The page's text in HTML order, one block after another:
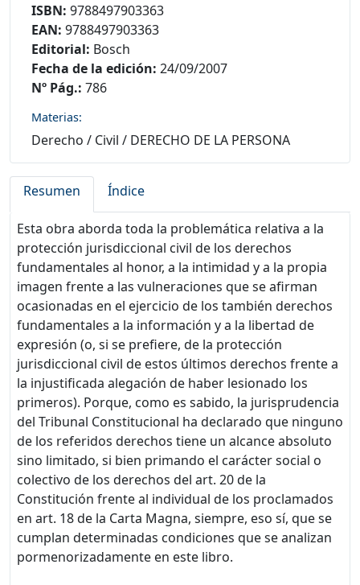
ISBN: 9788497903363
EAN: 9788497903363
Editorial: Bosch
Fecha de la edición: 24/09/2007
Nº Pág.: 786
Materias:
Derecho / Civil / DERECHO DE LA PERSONA
Resumen Índice
Esta obra aborda toda la problemática relativa a la
protección jurisdiccional civil de los derechos
fundamentales al honor, a la intimidad y a la propia
imagen frente a las vulneraciones que se afirman
ocasionadas en el ejercicio de los también derechos
fundamentales a la información y a la libertad de
expresión (o, si se prefiere, de la protección
jurisdiccional civil de estos últimos derechos frente a
la injustificada alegación de haber lesionado los
primeros). Porque, como es sabido, la jurisprudencia
del Tribunal Constitucional ha declarado que ninguno
de los referidos derechos tiene un alcance absoluto
sino limitado, si bien primando el carácter social o
colectivo de los derechos del art. 20 de la
Constitución frente al individual de los proclamados
en art. 18 de la Carta Magna, siempre, eso sí, que se
cumplan determinadas condiciones que se analizan
pormenorizadamente en este libro.